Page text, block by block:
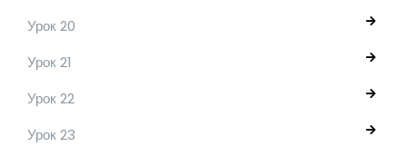
Урок 20
Урок 21
Урок 22
Урок 23